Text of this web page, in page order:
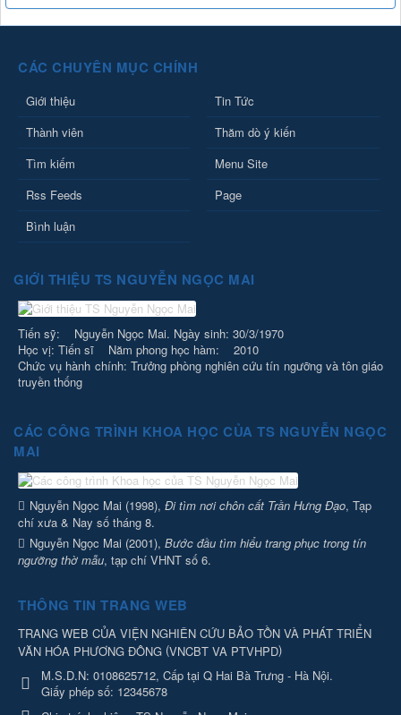
CÁC CHUYÊN MỤC CHÍNH
Giới thiệu
Tin Tức
Thành viên
Thăm dò ý kiến
Tìm kiếm
Menu Site
Rss Feeds
Page
Bình luận
GIỚI THIỆU TS NGUYỄN NGỌC MAI
Tiến sỹ: Nguyễn Ngọc Mai. Ngày sinh: 30/3/1970
Học vị: Tiến sĩ Năm phong học hàm: 2010
Chức vụ hành chính: Trưởng phòng nghiên cứu tín ngưỡng và tôn giáo
truyền thống
CÁC CÔNG TRÌNH KHOA HỌC CỦA TS NGUYỄN NGỌC
MAI
Nguyễn Ngọc Mai (1998), Đi tìm nơi chôn cất Trần Hưng Đạo, Tạp
chí xưa & Nay số tháng 8.
Nguyễn Ngọc Mai (2001), Bước đầu tìm hiểu trang phục trong tín
ngưỡng thờ mẫu, tạp chí VHNT số 6.
THÔNG TIN TRANG WEB
TRANG WEB CỦA VIỆN NGHIÊN CỨU BẢO TỒN VÀ PHÁT TRIỂN
VĂN HÓA PHƯƠNG ĐÔNG (VNCBT VA PTVHPD)
M.S.D.N: 0108625712, Cấp tại Q Hai Bà Trưng - Hà Nội.
Giấy phép số: 12345678